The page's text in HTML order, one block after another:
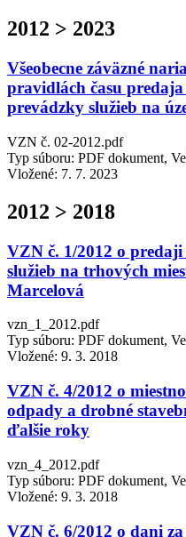
2012 > 2023
Všeobecne záväzné
pravidlách času predaja
prevádzky služieb na
VZN č. 02-2012.pdf
Typ súboru: PDF dokument,
Vložené: 7. 7. 2023
2012 > 2018
VZN č. 1/2012 o
služieb na trhových
Marcelová
vzn_1_2012.pdf
Typ súboru: PDF dokument,
Vložené: 9. 3. 2018
VZN č. 4/2012 o
odpady a drobné
ďalšie roky
vzn_4_2012.pdf
Typ súboru: PDF dokument,
Vložené: 9. 3. 2018
VZN č. 6/2012 o dani